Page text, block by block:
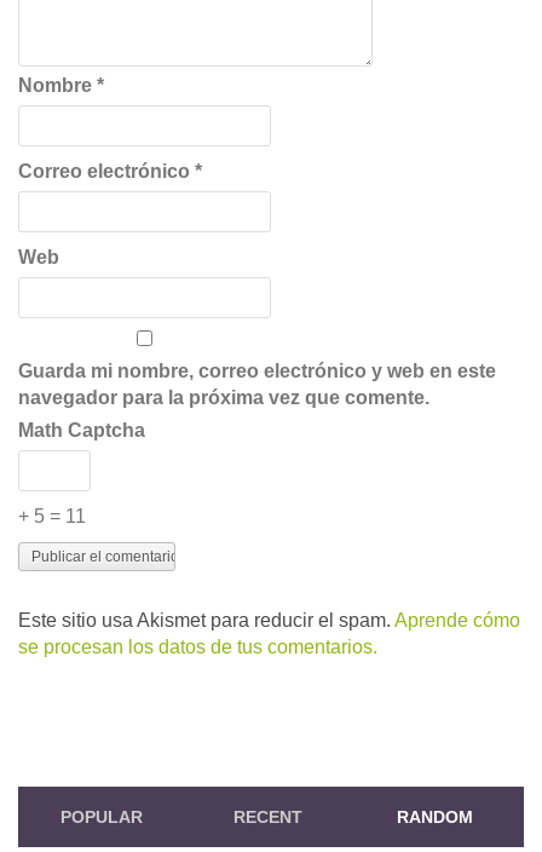
Nombre *
Correo electrónico *
Web
Guarda mi nombre, correo electrónico y web en este
navegador para la próxima vez que comente.
Math Captcha
+ 5 = 11
Este sitio usa Akismet para reducir el spam. Aprende cómo
se procesan los datos de tus comentarios.
POPULAR RECENT RANDOM